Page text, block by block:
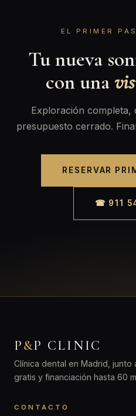
EL PRIMER
Tu nueva
con una
Exploración completa,
presupuesto cerrado.
RESERVAR
☎ 911
P&P CLINIC
Clínica dental en Madrid, junto
gratis y financiación hasta 60
CONTACTO